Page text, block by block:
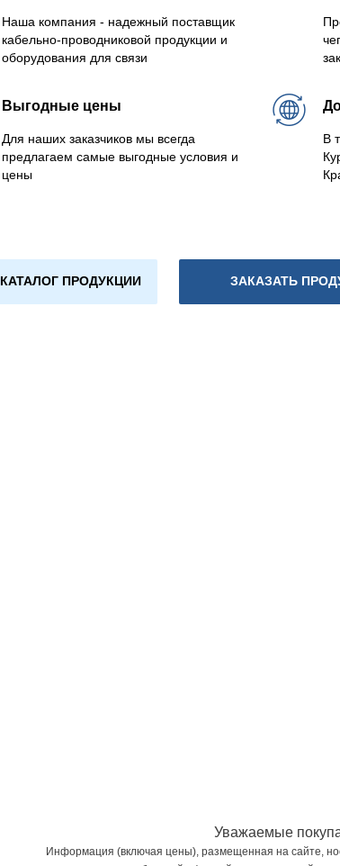
Наша компания - надежный поставщик
кабельно-проводниковой продукции и
оборудования для связи
Выгодные цены
Для наших заказчиков мы всегда
предлагаем самые выгодные условия и
цены
В
КАТАЛОГ ПРОДУКЦИИ ЗАКАЗАТЬ
Уважаемые
Информация (включая цены), размещенная на сайте,